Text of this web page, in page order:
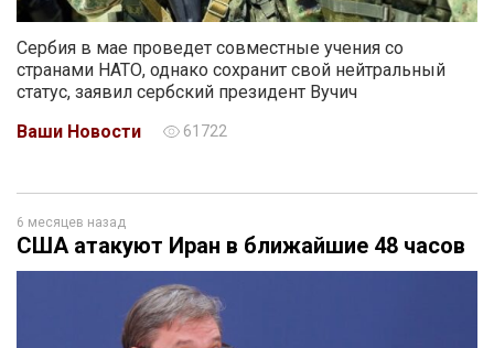
Сербия в мае проведет совместные учения со
странами НАТО, однако сохранит свой нейтральный
статус, заявил сербский президент Вучич
Ваши Новости
61722
6 месяцев назад
США атакуют Иран в ближайшие 48 часов